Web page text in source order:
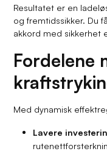
Resultatet er en
og fremtidssikker. Du
akkord med sikkerhet
Fordelene
Med dynamisk
Lavere